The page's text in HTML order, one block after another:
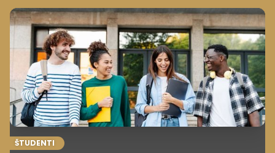
izzivih popeljala naprej. V intervjuju razkriva, kako je našla
način za financiranje študija, katere so ključne razlike
med Slovenijo in tujino ter kaj svetuje študentom, ki
razmišljajo o odhodu.
ŠTUDENTI